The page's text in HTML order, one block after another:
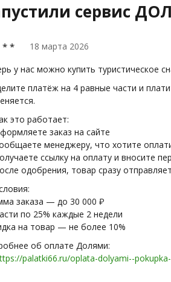
сервис
* * 18 марта 2026
у нас можно купить туристическое
платёж на 4 равные части и
это работает:
заказ на сайте
менеджеру, что хотите
ссылку на оплату и вносите
одобрения, товар сразу
заказа — до 30 000 ₽
по 25% каждые 2 недели
на товар — не более 10%
об оплате Долями:
palatki66.ru/oplata-dolyami--